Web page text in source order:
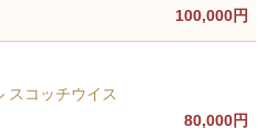
100,000円
スコッチウイス
80,000円